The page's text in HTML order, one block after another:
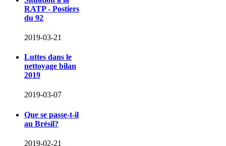
RATP - Postiers
du 92
2019-03-21
Luttes dans le
nettoyage bilan
2019
2019-03-07
Que se passe-t-il
au Brésil?
2019-02-21